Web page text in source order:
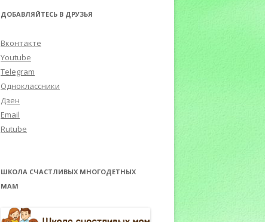
ДОБАВЛЯЙТЕСЬ В ДРУЗЬЯ
Вконтакте
Youtube
Telegram
Одноклассники
Дзен
Email
Rutube
ШКОЛА СЧАСТЛИВЫХ МНОГОДЕТНЫХ
МАМ